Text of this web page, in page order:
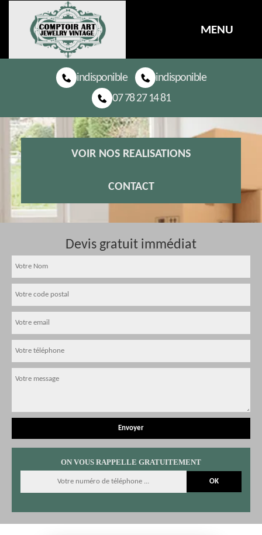
MENU
indisponible
indisponible
07 78 27 14 81
VOIR NOS REALISATIONS
CONTACT
Devis gratuit immédiat
ON VOUS RAPPELLE GRATUITEMENT